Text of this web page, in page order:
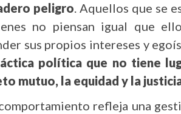
peligro. Aquellos que se
no piensan igual que
sus propios intereses y
política que no tiene
mutuo, la equidad y la
refleja una